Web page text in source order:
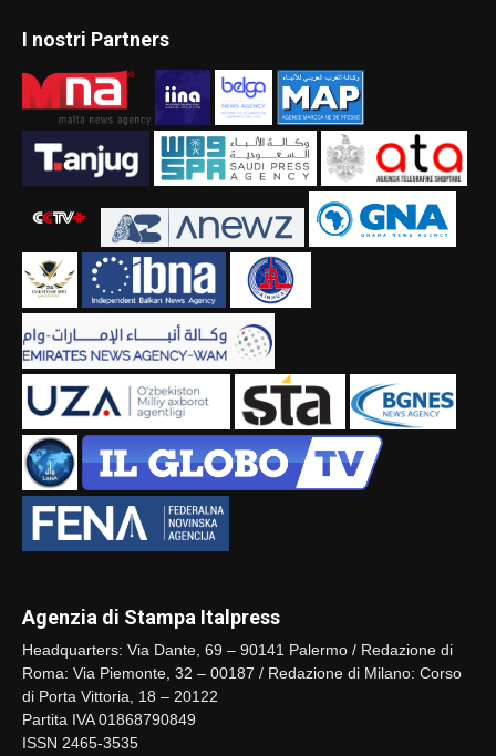
I nostri Partners
Agenzia di Stampa Italpress
Headquarters: Via Dante, 69 – 90141 Palermo / Redazione di
Roma: Via Piemonte, 32 – 00187 / Redazione di Milano: Corso
di Porta Vittoria, 18 – 20122
Partita IVA 01868790849
ISSN 2465-3535